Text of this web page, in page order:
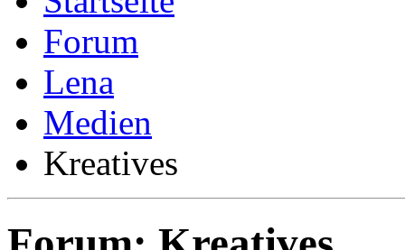
Forum
Lena
Medien
Kreatives